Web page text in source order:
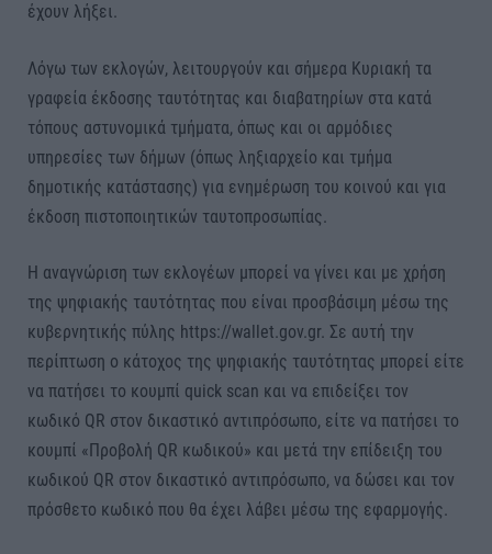
έχουν λήξει.
Λόγω των εκλογών, λειτουργούν και σήμερα Κυριακή τα
γραφεία έκδοσης ταυτότητας και διαβατηρίων στα κατά
τόπους αστυνομικά τμήματα, όπως και οι αρμόδιες
υπηρεσίες των δήμων (όπως ληξιαρχείο και τμήμα
δημοτικής κατάστασης) για ενημέρωση του κοινού και για
έκδοση πιστοποιητικών ταυτοπροσωπίας.
H αναγνώριση των εκλογέων μπορεί να γίνει και με χρήση
της ψηφιακής ταυτότητας που είναι προσβάσιμη μέσω της
κυβερνητικής πύλης https://wallet.gov.gr. Σε αυτή την
περίπτωση ο κάτοχος της ψηφιακής ταυτότητας μπορεί είτε
να πατήσει το κουμπί quick scan και να επιδείξει τον
κωδικό QR στον δικαστικό αντιπρόσωπο, είτε να πατήσει το
κουμπί «Προβολή QR κωδικού» και μετά την επίδειξη του
κωδικού QR στον δικαστικό αντιπρόσωπο, να δώσει και τον
πρόσθετο κωδικό που θα έχει λάβει μέσω της εφαρμογής.